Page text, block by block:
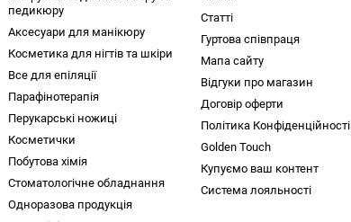
педикюру
Аксесуари для манікюру
Косметика для нігтів та шкіри
Все для епіляції
Парафінотерапія
Перукарські ножиці
Косметички
Побутова хімія
Стоматологічне обладнання
Одноразова продукція
Статті
Гуртова співпраця
Мапа сайту
Відгуки про магазин
Договір оферти
Політика Конфіденційності
Golden Touch
Купуємо ваш контент
Система лояльності